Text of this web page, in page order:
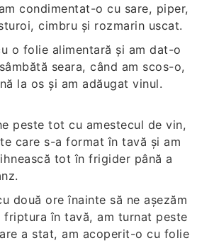
condimentat-o cu sare, piper,
cimbru şi rozmarin uscat.
o folie alimentară şi am dat-o
seara, când am scos-o,
la os şi am adăugat vinul.
peste tot cu amestecul de vin,
care s-a format în tavă şi am
tot în frigider până a
două ore înainte să ne aşezăm
friptura în tavă, am turnat peste
a stat, am acoperit-o cu folie